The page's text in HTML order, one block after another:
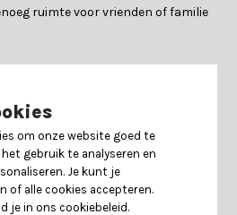
ruimte voor vrienden of familie
je tuinsets in verschillende
Van een compacte bistroset
voor lange zomeravonden. Laat
jouw situatie?
om onze website goed te
gebruik te analyseren en
Je kunt je
of alle cookies accepteren.
je in ons cookiebeleid.